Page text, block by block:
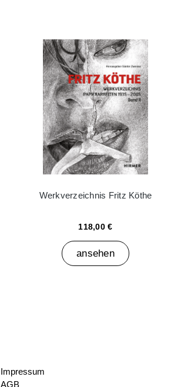
Werkverzeichnis Fritz Köthe
118,00 €
ansehen
Impressum
AGB